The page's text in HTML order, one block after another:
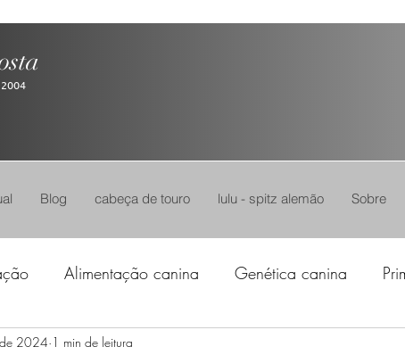
Blog cabeça de touro lulu - spitz alemão Sobre
Alimentação canina Genética canina
2024 1 min de leitura